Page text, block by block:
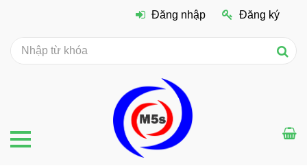
Đăng nhập Đăng ký